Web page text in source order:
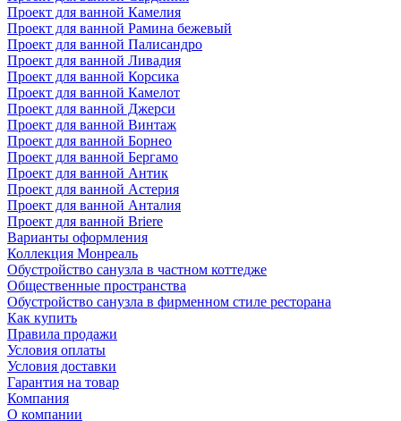
Проект для ванной Камелия
Проект для ванной Рамина бежевый
Проект для ванной Палисандро
Проект для ванной Ливадия
Проект для ванной Корсика
Проект для ванной Камелот
Проект для ванной Джерси
Проект для ванной Винтаж
Проект для ванной Борнео
Проект для ванной Бергамо
Проект для ванной Антик
Проект для ванной Астерия
Проект для ванной Анталия
Проект для ванной Briere
Варианты оформления
Коллекция Монреаль
Обустройство санузла в частном коттедже
Общественные пространства
Обустройство санузла в фирменном стиле ресторана
Как купить
Правила продажи
Условия оплаты
Условия доставки
Гарантия на товар
Компания
О компании